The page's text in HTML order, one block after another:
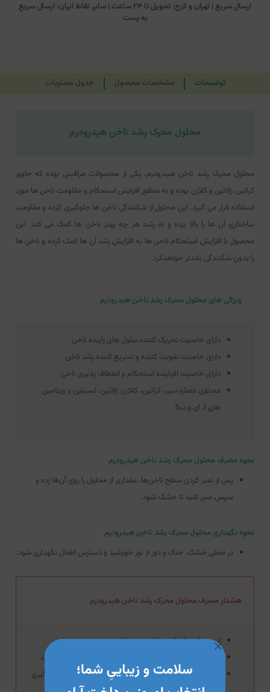
ارسال سریع | تهران و کرج: تحویل تا ۲۴ ساعت | سایر نقاط ایران: ارسال سریع
به پست
توضیحات مشخصات محصول جدول محتویات
محلول محرک رشد ناخن هیدرودرم
محلول محرک رشد ناخن هیدرودرم، یکی از محصولات مراقبتی بوده که حاوی
کراتین، ژلاتین و کلاژن بوده و به منظور افزایش استحکام و مقاومت ناخن ها مورد
استفاده قرار می گیرد. این محلول از شکنندگی ناخن ها جلوگیری کرده و مقاومت
ساختاری آن ها را بالا برده و به رشد هر چه بهتر ناخن ها کمک می کند. این
محصول با افزایش استحکام ناخن ها به افزایش رشد آن ها کمک کرده و ناخن ها
را بدون شکنندگی بلندتر خواهدکرد.
ویژگی های محلول محرک رشد ناخن هیدرودرم
دارای خاصیت تحریک کننده سلول های زاینده ناخن
دارای خاصیت تقویت کننده و تسریع کننده رشد ناخن
دارای خاصیت افزاینده استحکام و انعطاف پذیری ناخن
محتوی عصاره سیر، کراتین، کلاژن، ژلاتین، لسیتین و ویتامین
های آ، ای و ب5
نحوه مصرف محلول محرک رشد ناخن هیدرودرم
پس از تمیز کردن سطح ناخن‌ها، مقداری از محلول را روی آن‌ها زده و
سپس صبر کنید تا خشک شود.
نحوه نگهداری محلول محرک رشد ناخن هیدرودرم
در محلی خشک، خنک و دور از نور خورشید و دسترس اطفال نگهداری شود.
هشدار مصرف محلول محرک رشد ناخن هیدرودرم
از مصرف بیش از حد این محصول بپرهیزید.
در صورت بروز حساسیت از مصرف این محصول خودداری کنید.
از تماس این محصول با سطوح مخاطی، چشم‌ها و زخم جلوگیری